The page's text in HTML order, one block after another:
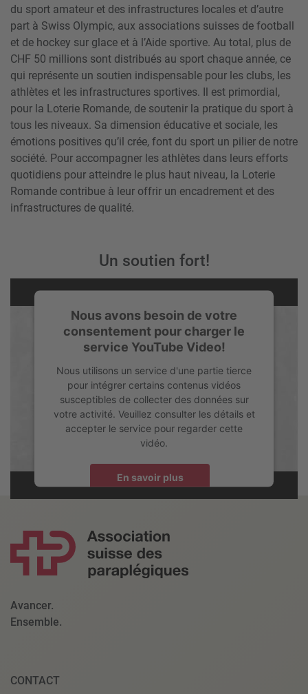
du sport amateur et des infrastructures locales et d’autre
part à Swiss Olympic, aux associations suisses de football
et de hockey sur glace et à l’Aide sportive. Au total, plus de
CHF 50 millions sont distribués au sport chaque année, ce
qui représente un soutien indispensable pour les clubs, les
athlètes et les infrastructures sportives. Il est primordial,
pour la Loterie Romande, de soutenir la pratique du sport à
tous les niveaux. Sa dimension éducative et sociale, les
émotions positives qu’il crée, font du sport un pilier de notre
société. Pour accompagner les athlètes dans leurs efforts
quotidiens pour atteindre le plus haut niveau, la Loterie
Romande contribue à leur offrir un encadrement et des
infrastructures de qualité.
Un soutien fort!
Nous avons besoin de votre
consentement pour charger le
service YouTube Video!
Nous utilisons un service d'une partie tierce
pour intégrer certains contenus vidéos
susceptibles de collecter des données sur
votre activité. Veuillez consulter les détails et
accepter le service pour regarder cette
vidéo.
En savoir plus
powered by
Avancer.
Ensemble.
CONTACT